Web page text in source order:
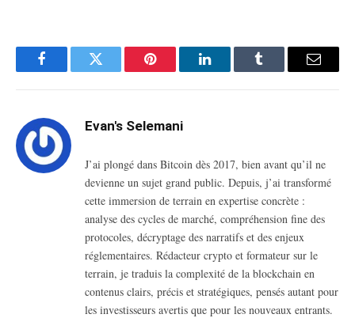
FacebookTwitter Pinterest LinkedInTumblr Email
Evan's Selemani
J’ai plongé dans Bitcoin dès 2017, bien avant qu’il ne
devienne un sujet grand public. Depuis, j’ai transformé
cette immersion de terrain en expertise concrète :
analyse des cycles de marché, compréhension fine des
protocoles, décryptage des narratifs et des enjeux
réglementaires. Rédacteur crypto et formateur sur le
terrain, je traduis la complexité de la blockchain en
contenus clairs, précis et stratégiques, pensés autant pour
les investisseurs avertis que pour les nouveaux entrants.